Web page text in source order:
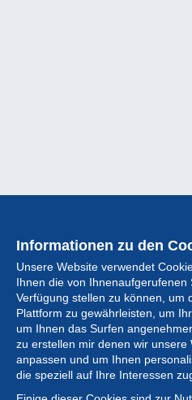
Informationen zu den
Unsere Website verwendet
Ihnen die von Ihnenaufgerufenen
Verfügung stellen zu können, um
Plattform zu gewährleisten, um
um Ihnen das Surfen
zu erstellen mir denen wir
anpassen und um Ihnen
die speziell auf Ihre Interessen
Sammlung